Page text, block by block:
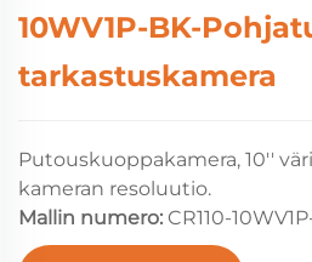
10WV1P-BK-
tarkastuskamera
Putouskuoppakamera, 10''
kameran resoluutio.
Mallin numero: CR110-